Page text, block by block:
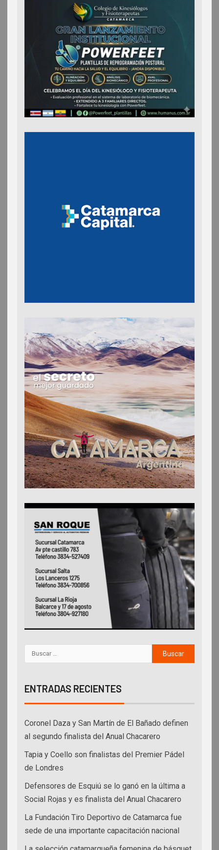
ENTRADAS RECIENTES
Coronel Daza y San Martín de El Bañado definen
al segundo finalista del Anual Chacarero
Tapia y Coello son finalistas del Premier Pádel
de Londres
Defensores de Esquiú se lo ganó en la última a
Social Rojas y es finalista del Anual Chacarero
La Fundación Tiro Deportivo de Catamarca fue
sede de una importante capacitación nacional